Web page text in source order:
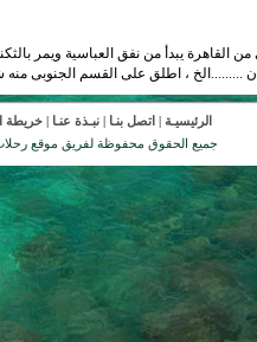
القاهرة يبدأ من نفق العباسية ويمر
على القسم الجنوبى منه شارع 23 يوليو فى فاتحة أيام
الرئيسيـة | اتصل بنـا | نبـذة عنـا | خريطة
جميع الحقوق محفوظة لفريق موقع